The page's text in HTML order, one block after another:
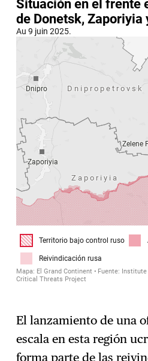
El lanzamiento de una
escala en esta región
forma parte de las